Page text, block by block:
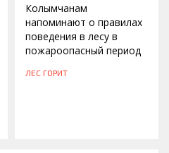
Колымчанам
напоминают о правилах
поведения в лесу в
пожароопасный период
ЛЕС ГОРИТ